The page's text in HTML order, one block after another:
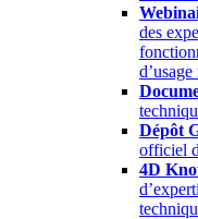
des
Dépôt
officiel
4D